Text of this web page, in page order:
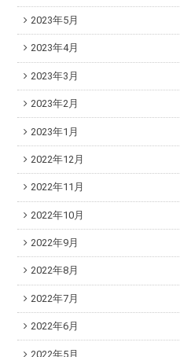
2023年5月
2023年4月
2023年3月
2023年2月
2023年1月
2022年12月
2022年11月
2022年10月
2022年9月
2022年8月
2022年7月
2022年6月
2022年5月